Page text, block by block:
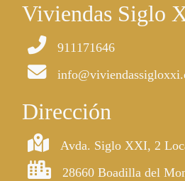
Viviendas Siglo
911171646
Dirección
Avda. Siglo XXI, 2
28660 Boadilla del